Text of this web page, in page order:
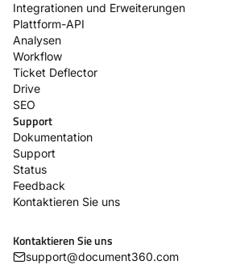
Integrationen und Erweiterungen
Plattform-API
Analysen
Workflow
Ticket Deflector
Drive
SEO
Support
Dokumentation
Support
Status
Feedback
Kontaktieren Sie uns
Kontaktieren Sie uns
support@document360.com